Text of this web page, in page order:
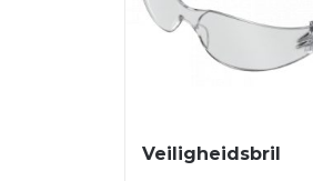
Veiligheidsbril